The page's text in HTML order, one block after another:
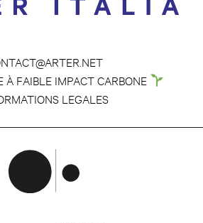
FAIBLE IMPACT CARBONE
LEGALES